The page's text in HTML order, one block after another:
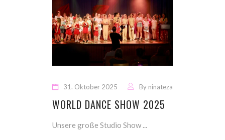
31. Oktober 2025 By ninateza
WORLD DANCE SHOW 2025
Unsere große Studio Show